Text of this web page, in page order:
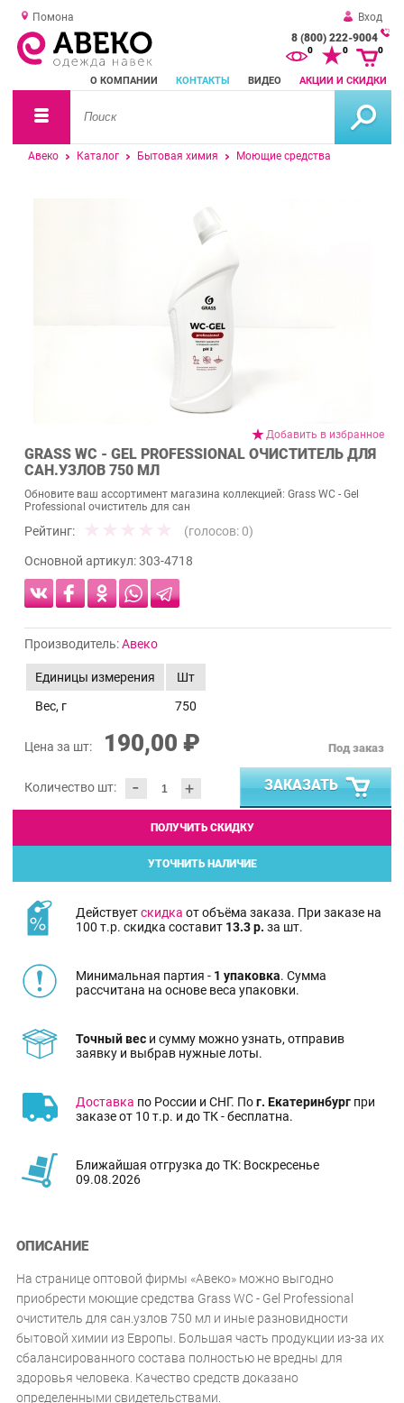
Помона
Вход
8 (800) 222-9004
О КОМПАНИИ КОНТАКТЫ ВИДЕО АКЦИИ И СКИДКИ
0 0 0
Авеко Каталог Бытовая химия Моющие средства
Добавить в избранное
GRASS WC - GEL PROFESSIONAL ОЧИСТИТЕЛЬ ДЛЯ
САН.УЗЛОВ 750 МЛ
Обновите ваш ассортимент магазина коллекцией: Grass WC - Gel
Professional очиститель для сан
Рейтинг: (голосов: 0)
Основной артикул:303-4718
Производитель:Авеко
Единицы измерения
Шт
Вес, г
750
Цена за шт: 190,00 ₽
Количество шт: - +
Под заказ
ЗАКАЗАТЬ
ПОЛУЧИТЬ СКИДКУ
УТОЧНИТЬ НАЛИЧИЕ
Действуетскидка от объёма заказа. При заказе на
100 т.р. скидка составит 13.3 р. за шт.
Минимальная партия - 1 упаковка. Сумма
рассчитана на основе веса упаковки.
Точный вес и сумму можно узнать, отправив
заявку и выбрав нужные лоты.
Доставка по России и СНГ. Пог. Екатеринбург при
заказе от 10 т.р. и до ТК - бесплатна.
Ближайшая отгрузка до ТК: Воскресенье
09.08.2026
ОПИСАНИЕ
На странице оптовой фирмы «Авеко» можно выгодно
приобрести моющие средства Grass WC - Gel Professional
очиститель для сан.узлов 750 мл и иные разновидности
бытовой химии из Европы. Большая часть продукции из-за их
сбалансированного состава полностью не вредны для
здоровья человека. Качество средств доказано
определенными свидетельствами.